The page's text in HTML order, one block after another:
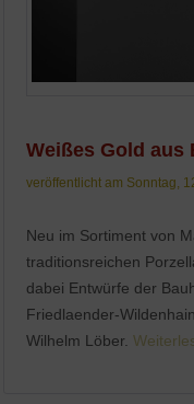
Weißes Gold aus
veröffentlicht am Sonntag,
Neu im Sortiment von
traditionsreichen
dabei Entwürfe der
Friedlaender-
Wilhelm Löber.